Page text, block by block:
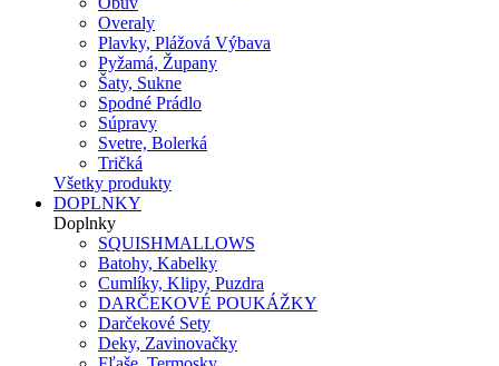
Overaly
Plavky, Plážová Výbava
Pyžamá, Župany
Šaty, Sukne
Spodné Prádlo
Súpravy
Svetre, Bolerká
Tričká
Všetky produkty
DOPLNKY
Doplnky
SQUISHMALLOWS
Batohy, Kabelky
Cumlíky, Klipy, Puzdra
DARČEKOVÉ POUKÁŽKY
Darčekové Sety
Deky, Zavinovačky